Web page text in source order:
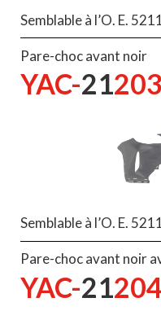
Semblable à l’O. E.
Pare-choc avant noir
YAC-21203
Semblable à l’O. E.
Pare-choc avant noir
YAC-21204